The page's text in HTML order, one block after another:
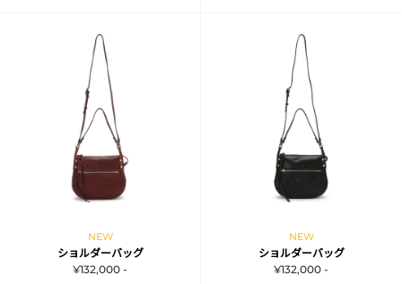
NEW
ショルダーバッグ
¥132,000 -
NEW
ショルダーバッグ
¥132,000 -